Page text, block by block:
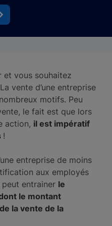
et vous souhaitez
vente d’une entreprise
motifs. Peu
le fait est que lors
action, il est impératif
!
entreprise de moins
aux employés
peut entrainer le
le montant
la vente de la